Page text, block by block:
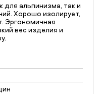
альпинизма, так и
Хорошо изолирует,
Эргономичная
вес изделия и